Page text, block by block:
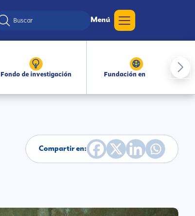
Menú
Fondo de investigación Fundación en medios
Compartir en: